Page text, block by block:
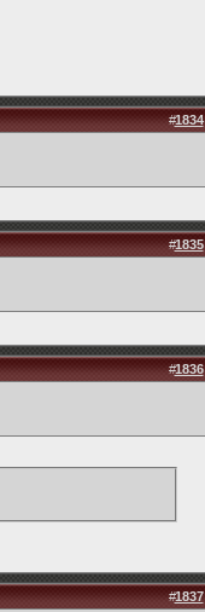
#1834
#1835
#1836
#1837